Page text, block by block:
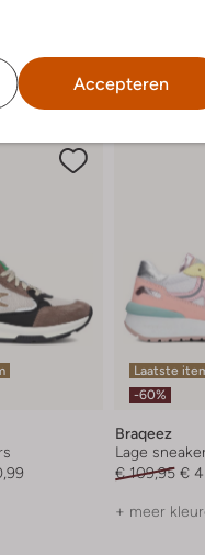
Accepteren
Laatste
-60%
Braqeez
Lage
€ 109,95 €
+ meer